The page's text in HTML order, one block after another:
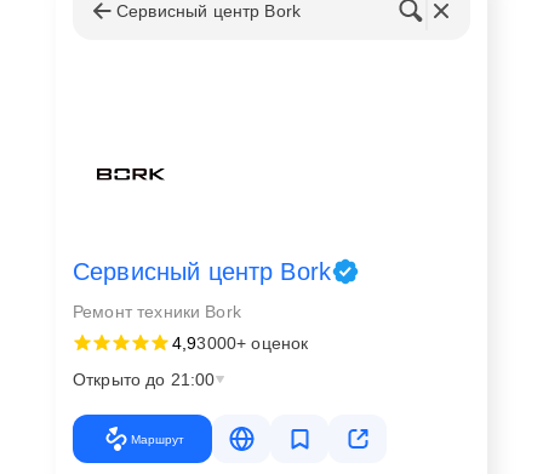
Сервисный центр Bork
Сервисный центр Bork
Ремонт техники Bork
4,93000+ оценок
Открыто до 21:00
Маршрут